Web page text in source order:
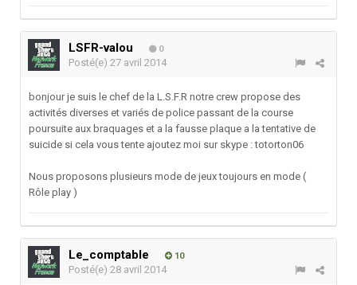
LSFR-valou 0
Posté(e) 27 avril 2014
bonjour je suis le chef de la L.S.F.R notre crew propose des
activités diverses et variés de police passant de la course
poursuite aux braquages et a la fausse plaque a la tentative de
suicide si cela vous tente ajoutez moi sur skype : totorton06
Nous proposons plusieurs mode de jeux toujours en mode (
Rôle play )
Le_comptable 10
Posté(e) 28 avril 2014